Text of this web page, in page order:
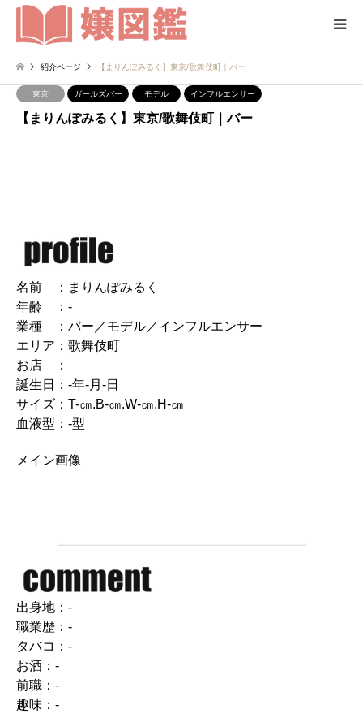
紹介ページ 【まりんぽみるく】東京/歌舞伎町｜バー
東京 ガールズバー モデル インフルエンサー
【まりんぽみるく】東京/歌舞伎町｜バー
名前 ：まりんぽみるく
年齢 ：-
業種 ：バー／モデル／インフルエンサー
エリア：歌舞伎町
お店 ：
誕生日：-年-月-日
サイズ：T-㎝.B-㎝.W-㎝.H-㎝
血液型：-型
メイン画像
出身地：-
職業歴：-
タバコ：-
お酒：-
前職：-
趣味：-